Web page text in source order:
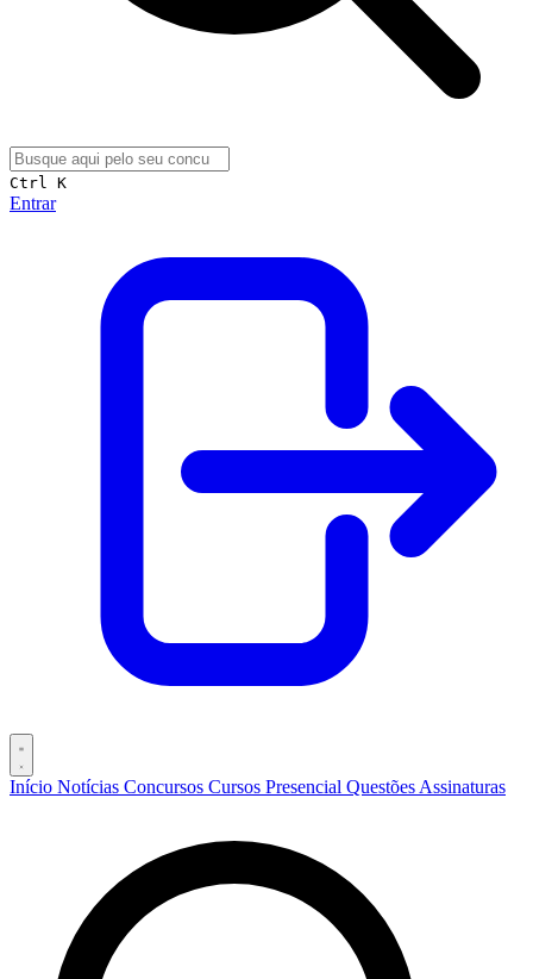
Ctrl K
Entrar
Início Notícias Concursos Cursos Presencial Questões Assinaturas